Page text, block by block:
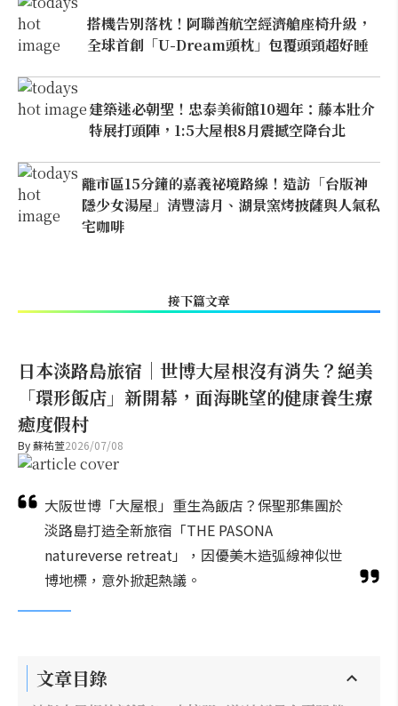
搭機告別落枕！阿聯酋航空經濟艙座椅升級，
全球首創「U-Dream頭枕」包覆頭頸超好睡
建築迷必朝聖！忠泰美術館10週年：藤本壯介
特展打頭陣，1:5大屋根8月震撼空降台北
離市區15分鐘的嘉義祕境路線！造訪「台版神
隱少女湯屋」清豐濤月、湖景窯烤披薩與人氣私
宅咖啡
接下篇文章
日本淡路島旅宿｜世博大屋根沒有消失？絕美
「環形飯店」新開幕，面海眺望的健康養生療
癒度假村
By蘇祐萱2026/07/08
大阪世博「大屋根」重生為飯店？保聖那集團於
淡路島打造全新旅宿「THE PASONA
natureverse retreat」，因優美木造弧線神似世
博地標，意外掀起熱議。
文章目錄